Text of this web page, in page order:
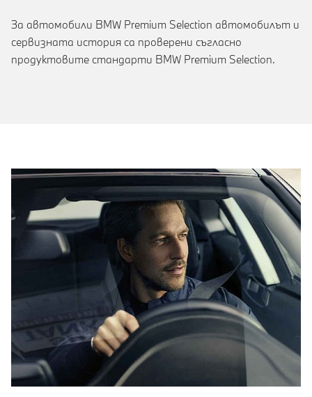
За автомобили BMW Premium Selection автомобилът и
сервизната история са проверени съгласно
продуктовите стандарти BMW Premium Selection.